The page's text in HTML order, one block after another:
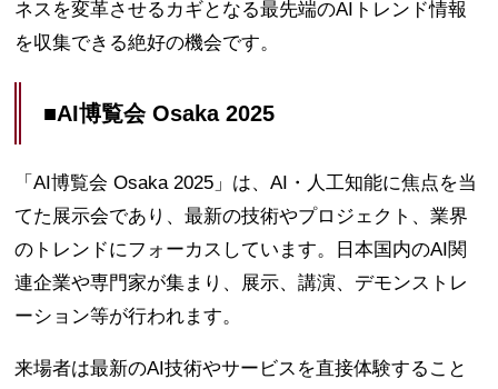
ネスを変革させるカギとなる最先端のAIトレンド情報
を収集できる絶好の機会です。
■AI博覧会 Osaka 2025
「AI博覧会 Osaka 2025」は、AI・人工知能に焦点を当
てた展示会であり、最新の技術やプロジェクト、業界
のトレンドにフォーカスしています。日本国内のAI関
連企業や専門家が集まり、展示、講演、デモンストレ
ーション等が行われます。
来場者は最新のAI技術やサービスを直接体験すること